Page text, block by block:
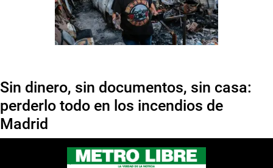
Sin dinero, sin documentos, sin casa:
perderlo todo en los incendios de
Madrid